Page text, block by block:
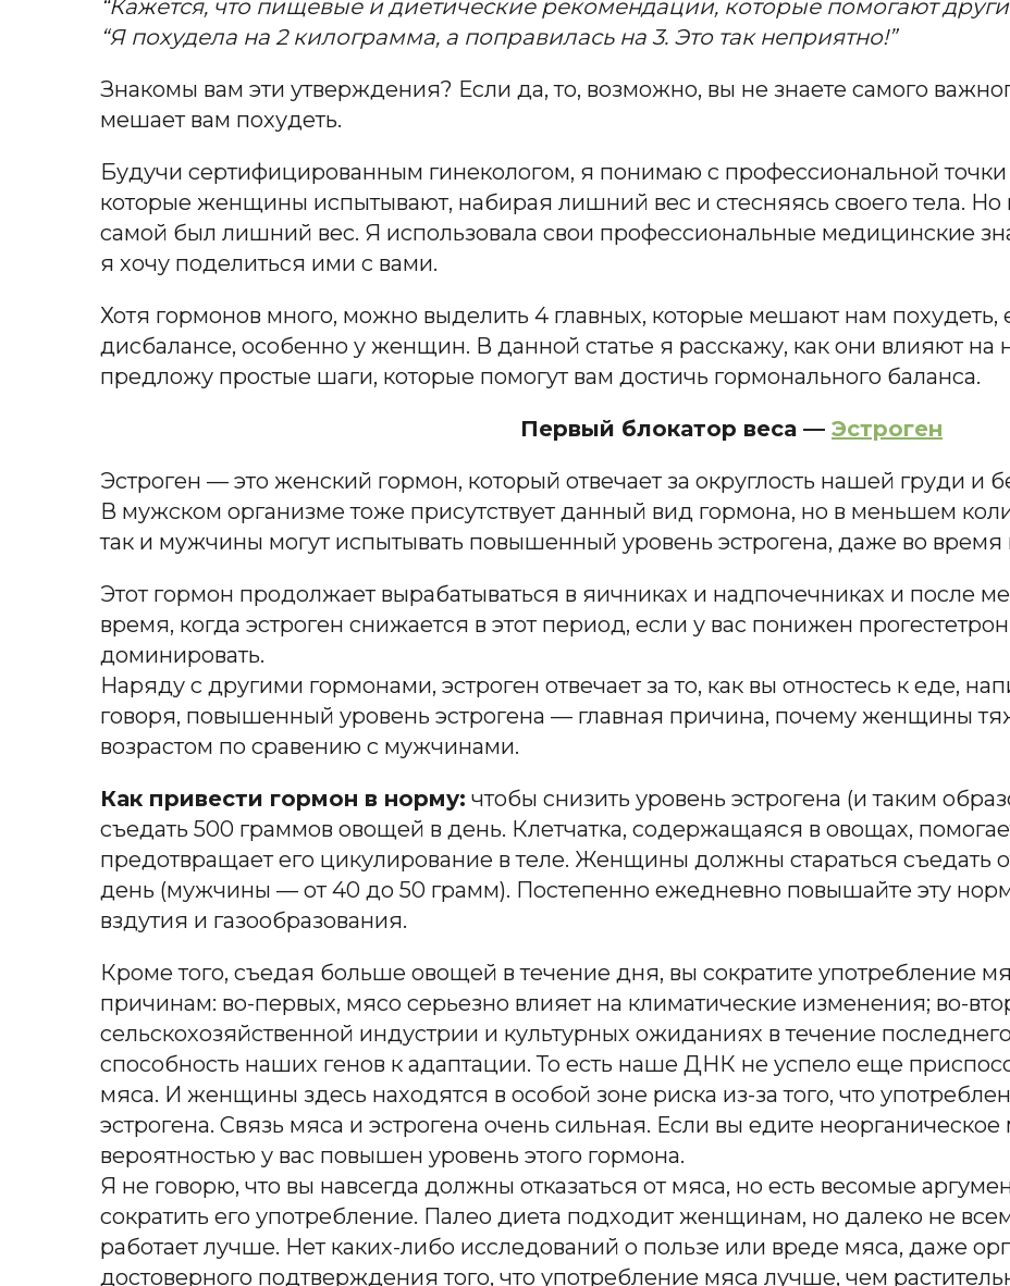
“Кажется, что пищевые и диетические рекомендации, которые помогают
“Я похудела на 2 килограмма, а поправилась на 3. Это так неприятно!”
Знакомы вам эти утверждения? Если да, то, возможно, вы не знаете самого
мешает вам похудеть.
Будучи сертифицированным гинекологом, я понимаю с профессиональной точки
которые женщины испытывают, набирая лишний вес и стесняясь своего тела. Но
самой был лишний вес. Я использовала свои профессиональные медицинские
я хочу поделиться ими с вами.
Хотя гормонов много, можно выделить 4 главных, которые мешают нам похудеть,
дисбалансе, особенно у женщин. В данной статье я расскажу, как они влияют
предложу простые шаги, которые помогут вам достичь гормонального баланса.
Первый блокатор веса — Эстроген
Эстроген — это женский гормон, который отвечает за округлость нашей груди и
В мужском организме тоже присутствует данный вид гормона, но в меньшем
так и мужчины могут испытывать повышенный уровень эстрогена, даже во время
Этот гормон продолжает вырабатываться в яичниках и надпочечниках и после
время, когда эстроген снижается в этот период, если у вас понижен
доминировать.
Наряду с другими гормонами, эстроген отвечает за то, как вы отностесь к еде,
говоря, повышенный уровень эстрогена — главная причина, почему женщины
возрастом по сравению с мужчинами.
Как привести гормон в норму: чтобы снизить уровень эстрогена (и таким
съедать 500 граммов овощей в день. Клетчатка, содержащаяся в овощах,
предотвращает его цикулирование в теле. Женщины должны стараться съедать
день (мужчины — от 40 до 50 грамм). Постепенно ежедневно повышайте эту
вздутия и газообразования.
Кроме того, съедая больше овощей в течение дня, вы сократите употребление
причинам: во-первых, мясо серьезно влияет на климатические изменения; во-
сельскохозяйственной индустрии и культурных ожиданиях в течение
способность наших генов к адаптации. То есть наше ДНК не успело еще
мяса. И женщины здесь находятся в особой зоне риска из-за того, что
эстрогена. Связь мяса и эстрогена очень сильная. Если вы едите
вероятностью у вас повышен уровень этого гормона.
Я не говорю, что вы навсегда должны отказаться от мяса, но есть весомые
сократить его употребление. Палео диета подходит женщинам, но далеко не
работает лучше. Нет каких-либо исследований о пользе или вреде мяса, даже
достоверного подтверждения того, что употребление мяса лучше, чем